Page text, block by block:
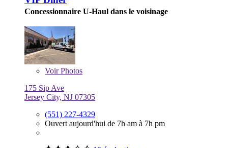
Concessionnaire U-Haul dans le voisinage
VoirPhotos
175 Sip Ave
Jersey City, NJ 07305
(551) 227-4329
Ouvert aujourd'hui de 7h am à 7h pm